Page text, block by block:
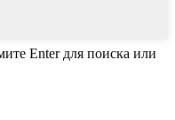
Enter для поиска или